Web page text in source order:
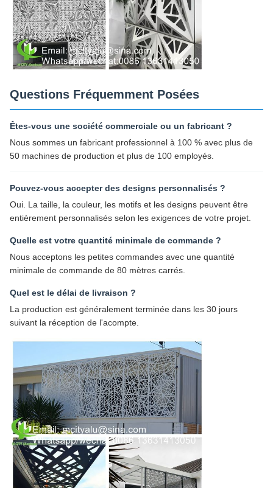
Questions Fréquemment Posées
Êtes-vous une société commerciale ou un fabricant ?
Nous sommes un fabricant professionnel à 100 % avec plus de
50 machines de production et plus de 100 employés.
Pouvez-vous accepter des designs personnalisés ?
Oui. La taille, la couleur, les motifs et les designs peuvent être
entièrement personnalisés selon les exigences de votre projet.
Quelle est votre quantité minimale de commande ?
Nous acceptons les petites commandes avec une quantité
minimale de commande de 80 mètres carrés.
Quel est le délai de livraison ?
La production est généralement terminée dans les 30 jours
suivant la réception de l'acompte.